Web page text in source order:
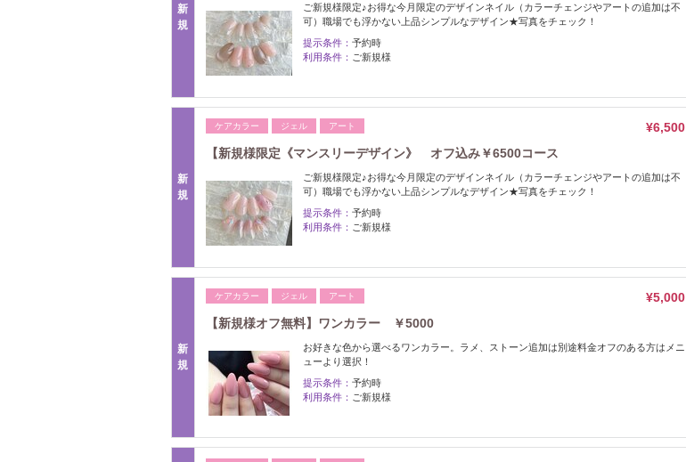
新
規
ご新規様限定♪お得な今月限定のデザインネイル（カラーチェンジやアートの追加は不
可）職場でも浮かない上品シンプルなデザイン★写真をチェック！
提示条件： 予約時
利用条件： ご新規様
新
規
ケアカラー ジェル アート
¥6,500
【新規様限定《マンスリーデザイン》 オフ込み￥6500コース
ご新規様限定♪お得な今月限定のデザインネイル（カラーチェンジやアートの追加は不
可）職場でも浮かない上品シンプルなデザイン★写真をチェック！
提示条件： 予約時
利用条件： ご新規様
新
規
ケアカラー ジェル アート
¥5,000
【新規様オフ無料】ワンカラー ￥5000
お好きな色から選べるワンカラー。ラメ、ストーン追加は別途料金オフのある方はメニ
ューより選択！
提示条件： 予約時
利用条件： ご新規様